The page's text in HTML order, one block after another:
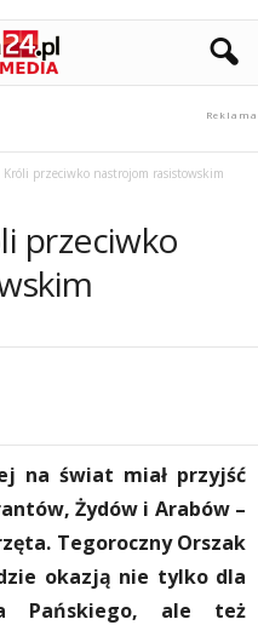
przeciwko nastrojom rasistowskim
przeciwko
na świat miał przyjść
Żydów i Arabów –
Tegoroczny Orszak
okazją nie tylko dla
Pańskiego, ale też